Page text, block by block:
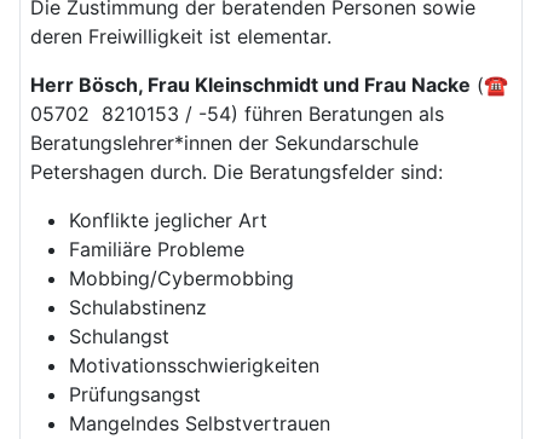
Die Zustimmung der beratenden Personen sowie
deren Freiwilligkeit ist elementar.
Herr Bösch, Frau Kleinschmidt und Frau Nacke (☎
05702 8210153 / -54) führen Beratungen als
Beratungslehrer*innen der Sekundarschule
Petershagen durch. Die Beratungsfelder sind:
Konflikte jeglicher Art
Familiäre Probleme
Mobbing/Cybermobbing
Schulabstinenz
Schulangst
Motivationsschwierigkeiten
Prüfungsangst
Mangelndes Selbstvertrauen